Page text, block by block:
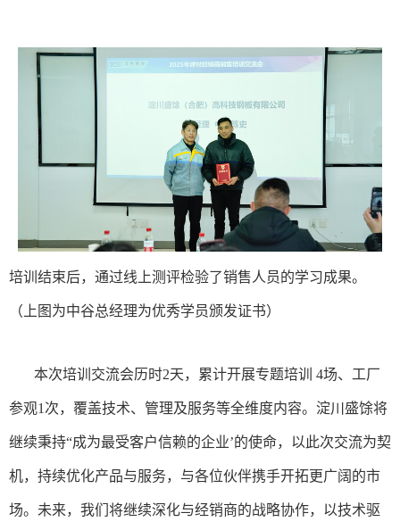
培训结束后，通过线上测评检验了销售人员的学习成果。
（上图为中谷总经理为优秀学员颁发证书）
本次培训交流会历时2天，累计开展专题培训 4场、工厂
参观1次，覆盖技术、管理及服务等全维度内容。 淀川盛馀将
继续秉持“成为最受客户信赖的企业’的使命，以此次交流为契
机，持续优化产品与服务，与各位伙伴携手开拓更广阔的市
场。未来，我们将继续深化与经销商的战略协作，以技术驱